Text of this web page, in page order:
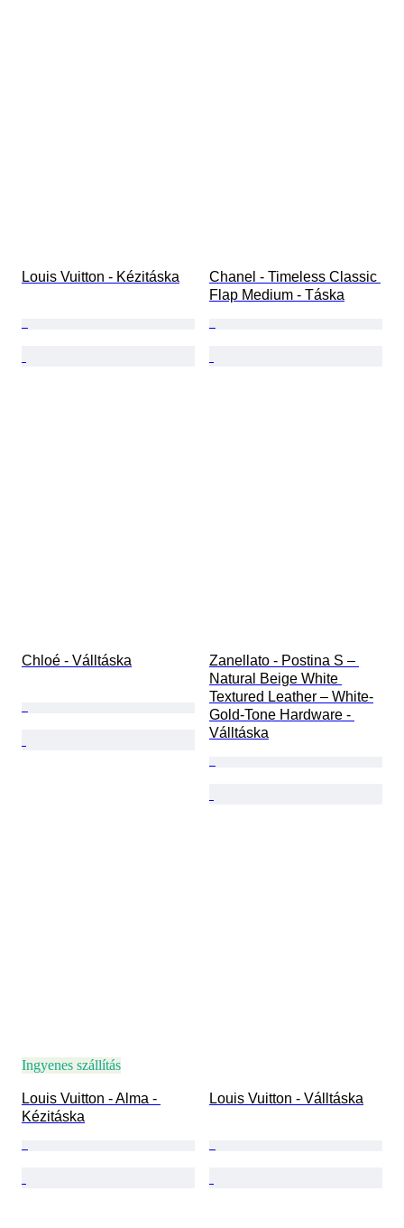
Louis Vuitton - Kézitáska
Chanel - Timeless Classic
Flap Medium - Táska
Chloé - Válltáska
Zanellato - Postina S –
Natural Beige White
Textured Leather – White-
Gold-Tone Hardware -
Válltáska
Ingyenes szállítás
Louis Vuitton - Alma -
Kézitáska
Louis Vuitton - Válltáska